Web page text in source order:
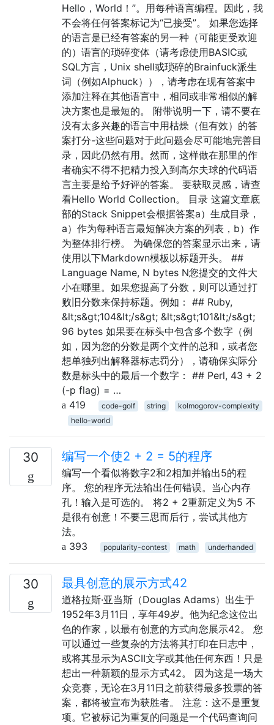
Hello，World！”。用每种语言编程。因此，我
不会将任何答案标记为“已接受”。 如果您选择
的语言是已经有答案的另一种（可能更受欢迎
的）语言的琐碎变体（请考虑使用BASIC或
SQL方言，Unix shell或琐碎的Brainfuck派生
词（例如Alphuck）），请考虑在现有答案中
添加注释在其他语言中，相同或非常相似的解
决方案也是最短的。 附带说明一下，请不要在
没有太多兴趣的语言中用枯燥（但有效）的答
案打分-这些问题对于此问题会尽可能地完善目
录，因此仍然有用。然而，这样做在那里的作
者确实不得不把精力投入到高尔夫球的代码语
言主要是给予好评的答案。 要获取灵感，请查
看Hello World Collection。 目录 这篇文章底
部的Stack Snippet会根据答案a）生成目录，
a）作为每种语言最短解决方案的列表，b）作
为整体排行榜。 为确保您的答案显示出来，请
使用以下Markdown模板以标题开头。 ##
Language Name, N bytes N您提交的文件大
小在哪里。如果您提高了分数，则可以通过打
败旧分数来保持标题。例如： ## Ruby,
&lt;s&gt;104&lt;/s&gt; &lt;s&gt;101&lt;/s&gt;
96 bytes 如果要在标头中包含多个数字（例
如，因为您的分数是两个文件的总和，或者您
想单独列出解释器标志罚分），请确保实际分
数是标头中的最后一个数字： ## Perl, 43 + 2
(-p flag) = …
419
code-golf string
kolmogorov-complexity
hello-world
30 编写一个使2 + 2 = 5的程序
编写一个看似将数字2和2相加并输出5的程
序。 您的程序无法输出任何错误。当心内存
孔！输入是可选的。 将2 + 2重新定义为5 不
是很有创意！不要三思而后行，尝试其他方
法。
393
popularity-contest math underhanded
30 最具创意的展示方式42
道格拉斯·亚当斯（Douglas Adams）出生于
1952年3月11日，享年49岁。他为纪念这位出
色的作家，以最有创意的方式向您展示42。 您
可以通过一些复杂的方法将其打印在日志中，
或将其显示为ASCII文字或其他任何东西！只是
想出一种新颖的显示方式42。 因为这是一场大
众竞赛，无论在3月11日之前获得最多投票的答
案，都将被宣布为获胜者。 注意：这不是重复
项。它被标记为重复的问题是一个代码查询问